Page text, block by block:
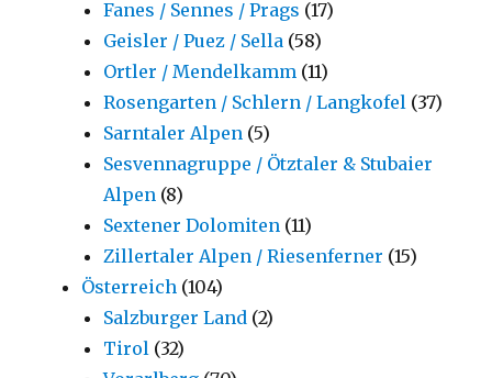
Fanes / Sennes / Prags (17)
Geisler / Puez / Sella (58)
Ortler / Mendelkamm (11)
Rosengarten / Schlern / Langkofel (37)
Sarntaler Alpen (5)
Sesvennagruppe / Ötztaler & Stubaier
Alpen (8)
Sextener Dolomiten (11)
Zillertaler Alpen / Riesenferner (15)
Österreich (104)
Salzburger Land (2)
Tirol (32)